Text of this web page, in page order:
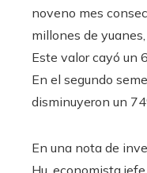
noveno mes
millones de
Este valor cayó un
En el segundo
disminuyeron un
En una nota de
Hu, economista